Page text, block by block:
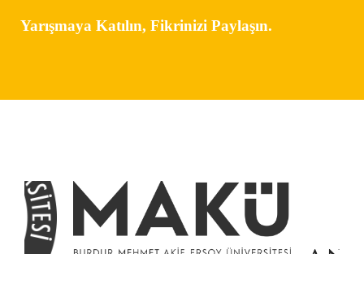
Yarışmaya Katılın, Fikrinizi Paylaşın.